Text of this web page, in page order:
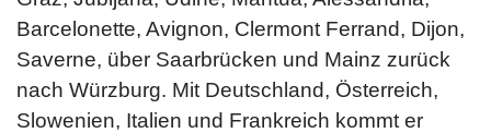
Barcelonette, Avignon, Clermont Ferrand, Dijon,
Saverne, über Saarbrücken und Mainz zurück
nach Würzburg. Mit Deutschland, Österreich,
Slowenien, Italien und Frankreich kommt er